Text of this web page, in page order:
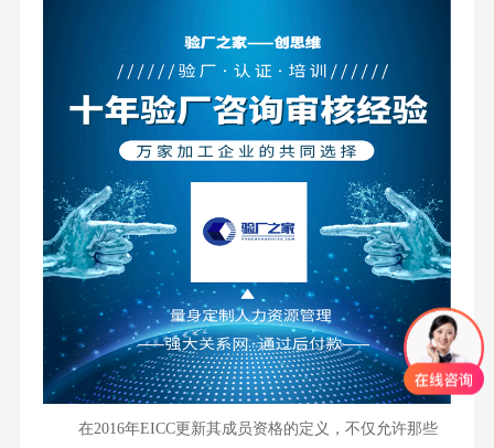
在2016年EICC更新其成员资格的定义，不仅允许那些